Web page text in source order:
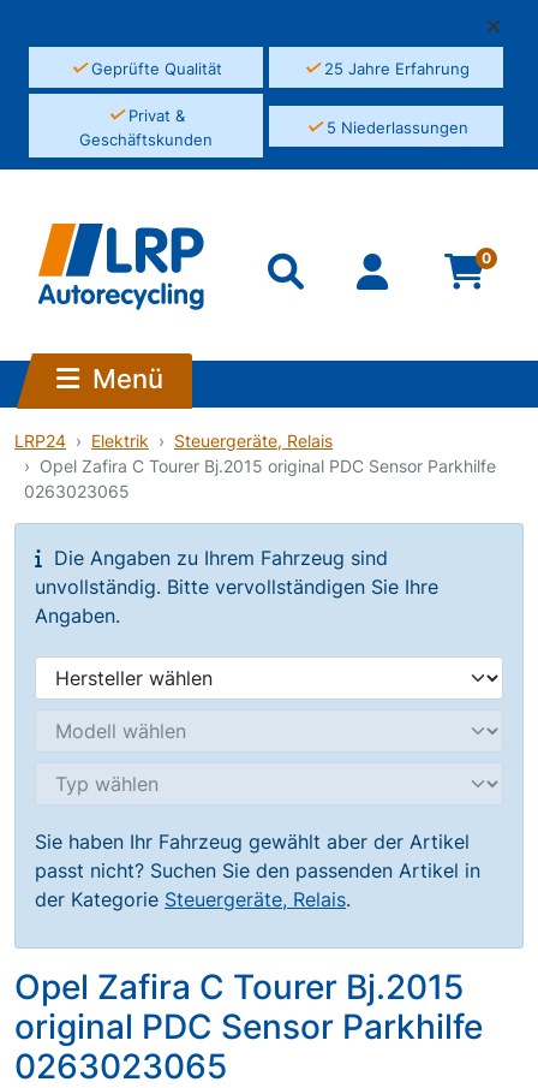
✓Geprüfte Qualität ✓25 Jahre Erfahrung
✓Privat &
Geschäftskunden
✓5 Niederlassungen
0
Menü
LRP24 Elektrik
Steuergeräte, Relais
Opel Zafira C Tourer Bj.2015 original PDC Sensor Parkhilfe
0263023065
Die Angaben zu Ihrem Fahrzeug sind
unvollständig. Bitte vervollständigen Sie Ihre
Angaben.
Sie haben Ihr Fahrzeug gewählt aber der Artikel
passt nicht? Suchen Sie den passenden Artikel in
der Kategorie Steuergeräte, Relais.
Opel Zafira C Tourer Bj.2015
original PDC Sensor Parkhilfe
0263023065